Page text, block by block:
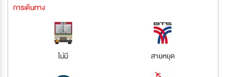
การเดินทาง
ไม่มี สายหยุด